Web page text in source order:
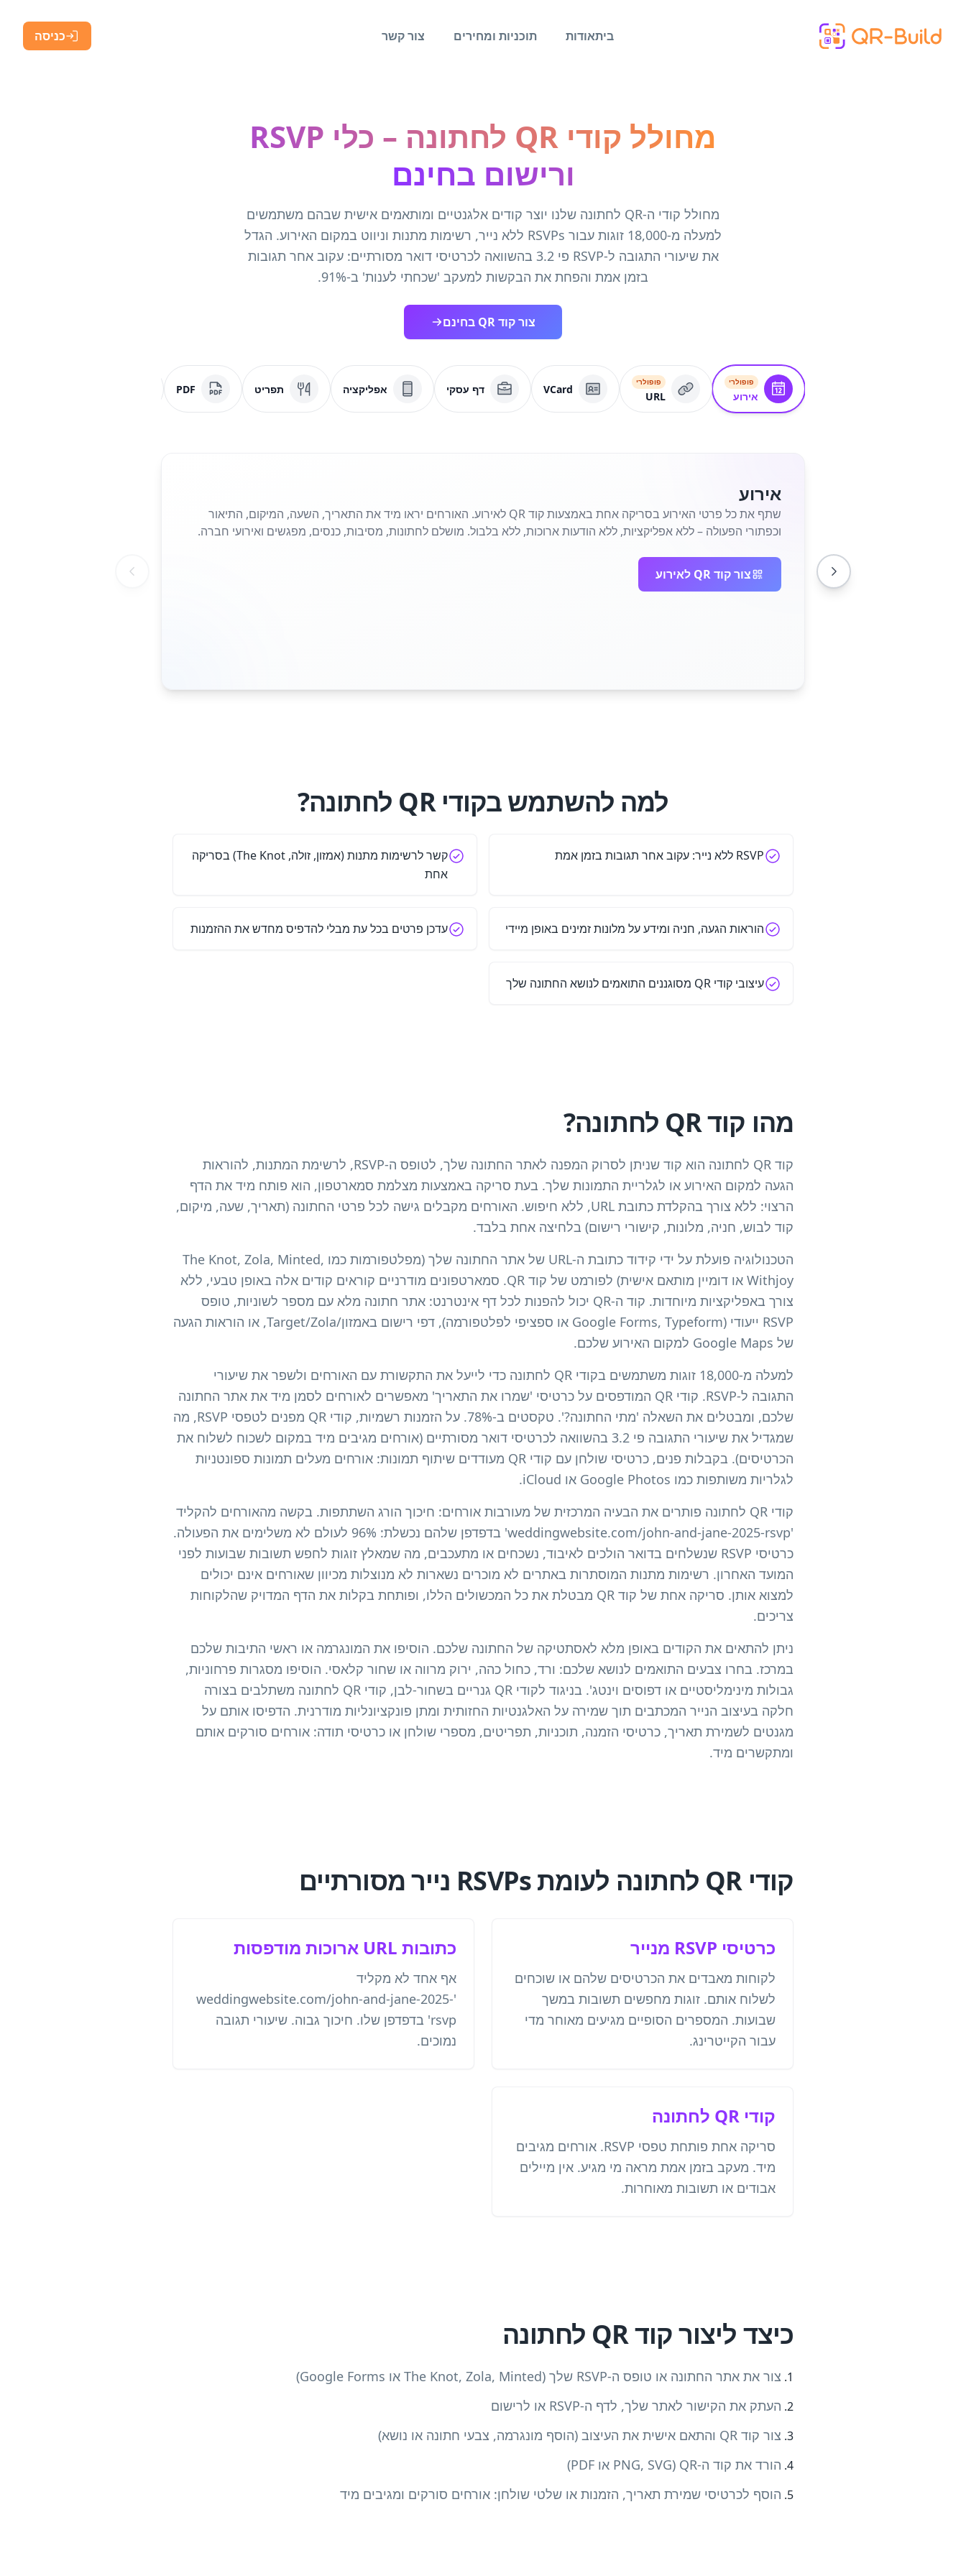
ביתאודות תוכניות ומחירים צור קשר כניסה
מחולל קודי QR לחתונה – כלי RSVP
ורישום בחינם
מחולל קודי ה-QR לחתונה שלנו יוצר קודים אלגנטיים ומותאמים אישית שבהם משתמשים
למעלה מ-18,000 זוגות עבור RSVPs ללא נייר, רשימות מתנות וניווט במקום האירוע. הגדל
את שיעורי התגובה ל-RSVP פי 3.2 בהשוואה לכרטיסי דואר מסורתיים: עקוב אחר תגובות
בזמן אמת והפחת את הבקשות למעקב 'שכחתי לענות' ב-91%.
צור קוד QR בחינם
פופולרי
אירוע
פופולרי
URL
VCard דף עסקי אפליקציה תפריט PDF
אירוע
שתף את כל פרטי האירוע בסריקה אחת באמצעות קוד QR לאירוע. האורחים יראו מיד את התאריך, השעה, המיקום, התיאור
וכפתורי הפעולה – ללא אפליקציות, ללא הודעות ארוכות, ללא בלבול. מושלם לחתונות, מסיבות, כנסים, מפגשים ואירועי חברה.
צור קוד QR לאירוע
למה להשתמש בקודי QR לחתונה?
RSVP ללא נייר: עקוב אחר תגובות בזמן אמת
קשר לרשימות מתנות (אמזון, זולה, The Knot) בסריקה
אחת
הוראות הגעה, חניה ומידע על מלונות זמינים באופן מיידי עדכן פרטים בכל עת מבלי להדפיס מחדש את ההזמנות
עיצובי קודי QR מסוגננים התואמים לנושא החתונה שלך
מהו קוד QR לחתונה?
קוד QR לחתונה הוא קוד שניתן לסרוק המפנה לאתר החתונה שלך, לטופס ה-RSVP, לרשימת המתנות, להוראות
הגעה למקום האירוע או לגלריית התמונות שלך. בעת סריקה באמצעות מצלמת סמארטפון, הוא פותח מיד את הדף
הרצוי: ללא צורך בהקלדת כתובת URL, ללא חיפוש. האורחים מקבלים גישה לכל פרטי החתונה (תאריך, שעה, מיקום,
קוד לבוש, חניה, מלונות, קישורי רישום) בלחיצה אחת בלבד.
הטכנולוגיה פועלת על ידי קידוד כתובת ה-URL של אתר החתונה שלך (מפלטפורמות כמו The Knot, Zola, Minted,
Withjoy או דומיין מותאם אישית) לפורמט של קוד QR. סמארטפונים מודרניים קוראים קודים אלה באופן טבעי, ללא
צורך באפליקציות מיוחדות. קוד ה-QR יכול להפנות לכל דף אינטרנט: אתר חתונה מלא עם מספר לשוניות, טופס
RSVP ייעודי (Google Forms, Typeform או ספציפי לפלטפורמה), דפי רישום באמזון/Target/Zola, או הוראות הגעה
של Google Maps למקום האירוע שלכם.
למעלה מ-18,000 זוגות משתמשים בקודי QR לחתונה כדי לייעל את התקשורת עם האורחים ולשפר את שיעורי
התגובה ל-RSVP. קודי QR המודפסים על כרטיסי 'שמרו את התאריך' מאפשרים לאורחים לסמן מיד את אתר החתונה
שלכם, ומבטלים את השאלה 'מתי החתונה?'. טקסטים ב-78%. על הזמנות רשמיות, קודי QR מפנים לטפסי RSVP, מה
שמגדיל את שיעורי התגובה פי 3.2 בהשוואה לכרטיסי דואר מסורתיים (אורחים מגיבים מיד במקום לשכוח לשלוח את
הכרטיסים). בקבלות פנים, כרטיסי שולחן עם קודי QR מעודדים שיתוף תמונות: אורחים מעלים תמונות ספונטניות
לגלריות משותפות כמו Google Photos או iCloud.
קודי QR לחתונה פותרים את הבעיה המרכזית של מעורבות אורחים: חיכוך הורג השתתפות. בקשה מהאורחים להקליד
'weddingwebsite.com/john-and-jane-2025-rsvp' בדפדפן שלהם נכשלת: 96% לעולם לא משלימים את הפעולה.
כרטיסי RSVP שנשלחים בדואר הולכים לאיבוד, נשכחים או מתעכבים, מה שמאלץ זוגות לחפש תשובות שבועות לפני
המועד האחרון. רשימות מתנות המוסתרות באתרים לא מוכרים נשארות לא מנוצלות מכיוון שאורחים אינם יכולים
למצוא אותן. סריקה אחת של קוד QR מבטלת את כל המכשולים הללו, ופותחת בקלות את הדף המדויק שהלקוחות
צריכים.
ניתן להתאים את הקודים באופן מלא לאסתטיקה של החתונה שלכם. הוסיפו את המונגרמה או ראשי התיבות שלכם
במרכז. בחרו צבעים התואמים לנושא שלכם: ורד, כחול כהה, ירוק מרווה או שחור קלאסי. הוסיפו מסגרות פרחוניות,
גבולות מינימליסטיים או דפוסים וינטג'. בניגוד לקודי QR גנריים בשחור-לבן, קודי QR לחתונה משתלבים בצורה
חלקה בעיצוב הנייר המכתבים תוך שמירה על האלגנטיות החזותית ומתן פונקציונליות מודרנית. הדפיסו אותם על
מגנטים לשמירת תאריך, כרטיסי הזמנה, תוכניות, תפריטים, מספרי שולחן או כרטיסי תודה: אורחים סורקים אותם
ומתקשרים מיד.
קודי QR לחתונה לעומת RSVPs נייר מסורתיים
כרטיסי RSVP מנייר
לקוחות מאבדים את הכרטיסים שלהם או שוכחים
לשלוח אותם. זוגות מחפשים תשובות במשך
שבועות. המספרים הסופיים מגיעים מאוחר מדי
עבור הקייטרינג.
כתובות URL ארוכות מודפסות
אף אחד לא מקליד
'weddingwebsite.com/john-and-jane-2025-
rsvp' בדפדפן שלו. חיכוך גבוה. שיעורי תגובה
נמוכים.
קודי QR לחתונה
סריקה אחת פותחת טפסי RSVP. אורחים מגיבים
מיד. מעקב בזמן אמת מראה מי מגיע. אין מיילים
אבודים או תשובות מאוחרות.
כיצד ליצור קוד QR לחתונה
צור את אתר החתונה או טופס ה-RSVP שלך (The Knot, Zola, Minted או Google Forms)
העתק את הקישור לאתר שלך, לדף ה-RSVP או לרישום
צור קוד QR והתאם אישית את העיצוב (הוסף מונגרמה, צבעי חתונה או נושא)
הורד את קוד ה-QR (PNG, SVG או PDF)
הוסף לכרטיסי שמירת תאריך, הזמנות או שלטי שולחן: אורחים סורקים ומגיבים מיד